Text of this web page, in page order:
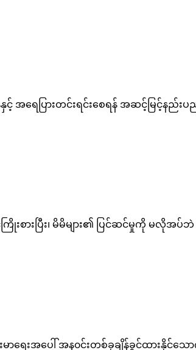
နိုင်ရန်နှင့် အရေပြားတင်းရင်းစေရန် အဆင့်
င်ကြိုးစားပြီး၊ မိမိများ၏ ပြင်ဆင်မှုကို မလို
အပေါ် အန၀င်းတစ်ခုချိန်ခွင်ထားနိုင်သောကမ္ဘ